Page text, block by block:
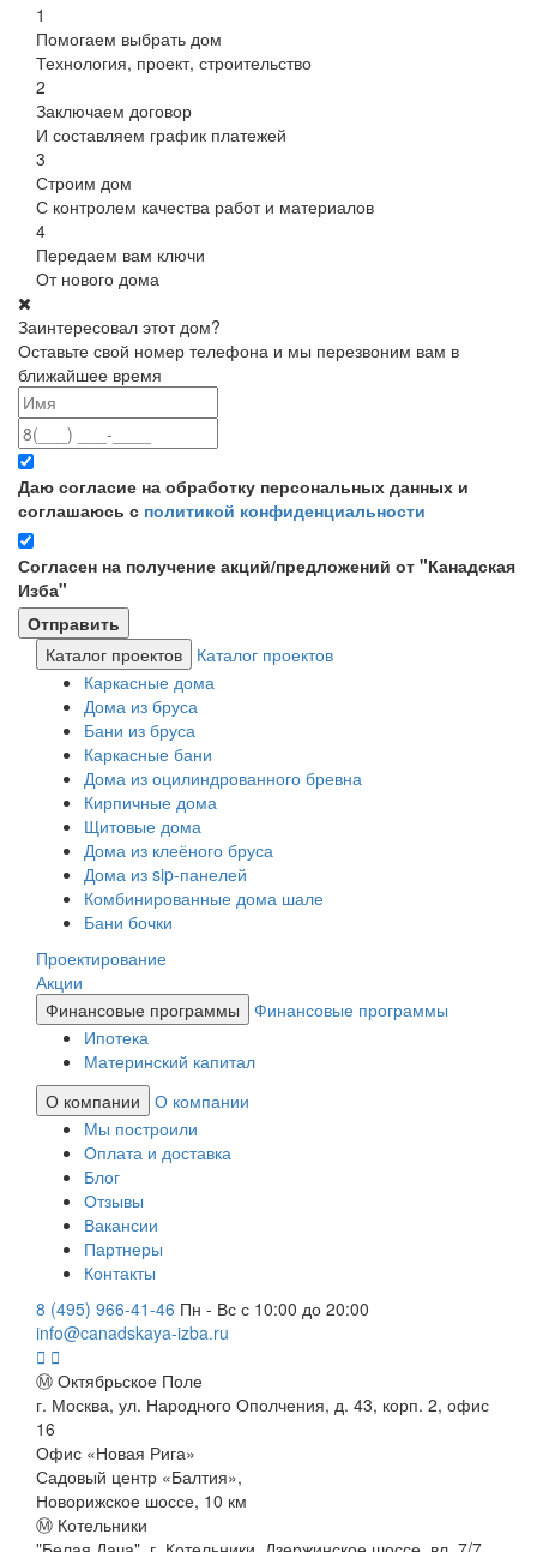
1
Помогаем выбрать дом
Технология, проект, строительство
2
Заключаем договор
И составляем график платежей
3
Строим дом
С контролем качества работ и материалов
4
Передаем вам ключи
От нового дома
Заинтересовал этот дом?
Оставьте свой номер телефона и мы перезвоним вам в
ближайшее время
Даю согласие на обработку персональных данных и
соглашаюсь с политикой конфиденциальности
Согласен на получение акций/предложений от "Канадская
Изба"
Каталог проектов
Каталог проектов
Каркасные дома
Дома из бруса
Бани из бруса
Каркасные бани
Дома из оцилиндрованного бревна
Кирпичные дома
Щитовые дома
Дома из клеёного бруса
Дома из sip-панелей
Комбинированные дома шале
Бани бочки
Проектирование
Акции
Финансовые программы
Финансовые программы
Ипотека
Материнский капитал
О компании
О компании
Мы построили
Оплата и доставка
Блог
Отзывы
Вакансии
Партнеры
Контакты
8 (495) 966-41-46 Пн - Вс с 10:00 до 20:00
info@canadskaya-izba.ru
Ⓜ Октябрьское Поле
г. Москва, ул. Народного Ополчения, д. 43, корп. 2, офис
16
Офис «Новая Рига»
Садовый центр «Балтия»,
Новорижское шоссе, 10 км
Ⓜ Котельники